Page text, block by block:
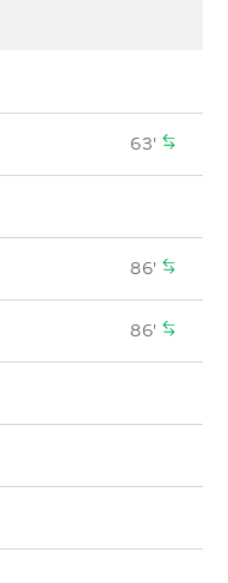
63'
86'
86'